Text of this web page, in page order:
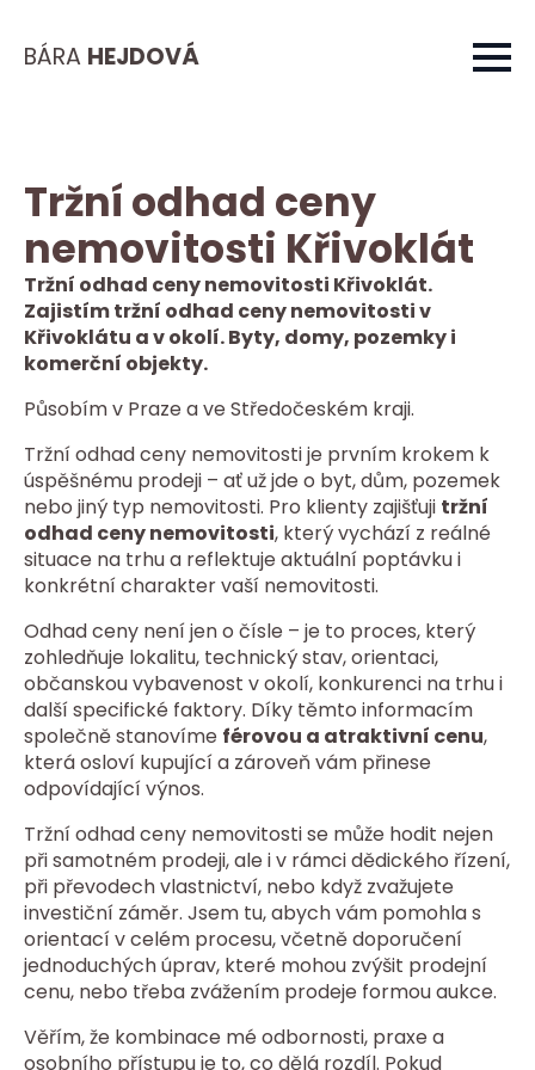
BÁRA HEJDOVÁ
Tržní odhad ceny
nemovitosti Křivoklát
Tržní odhad ceny nemovitosti Křivoklát.
Zajistím tržní odhad ceny nemovitosti v
Křivoklátu a v okolí. Byty, domy, pozemky i
komerční objekty.
Působím v Praze a ve Středočeském kraji.
Tržní odhad ceny nemovitosti je prvním krokem k
úspěšnému prodeji – ať už jde o byt, dům, pozemek
nebo jiný typ nemovitosti. Pro klienty zajišťuji tržní
odhad ceny nemovitosti, který vychází z reálné
situace na trhu a reflektuje aktuální poptávku i
konkrétní charakter vaší nemovitosti.
Odhad ceny není jen o čísle – je to proces, který
zohledňuje lokalitu, technický stav, orientaci,
občanskou vybavenost v okolí, konkurenci na trhu i
další specifické faktory. Díky těmto informacím
společně stanovíme férovou a atraktivní cenu,
která osloví kupující a zároveň vám přinese
odpovídající výnos.
Tržní odhad ceny nemovitosti se může hodit nejen
při samotném prodeji, ale i v rámci dědického řízení,
při převodech vlastnictví, nebo když zvažujete
investiční záměr. Jsem tu, abych vám pomohla s
orientací v celém procesu, včetně doporučení
jednoduchých úprav, které mohou zvýšit prodejní
cenu, nebo třeba zvážením prodeje formou aukce.
Věřím, že kombinace mé odbornosti, praxe a
osobního přístupu je to, co dělá rozdíl. Pokud